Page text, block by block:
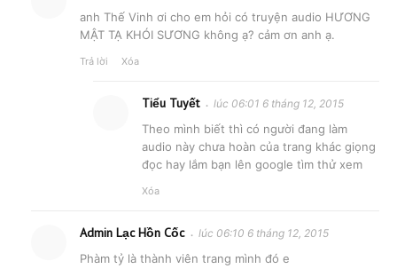
anh Thế Vinh ơi cho em hỏi có truyện audio HƯƠNG
MẬT TẠ KHÓI SƯƠNG không ạ? cảm ơn anh ạ.
Trả lời Xóa
Tiểu Tuyết lúc 06:01 6 tháng 12, 2015
Theo mình biết thì có người đang làm
audio này chưa hoàn của trang khác giọng
đọc hay lắm bạn lên google tìm thử xem
Xóa
Admin Lạc Hồn Cốc lúc 06:10 6 tháng 12, 2015
Phàm tỷ là thành viên trang mình đó e